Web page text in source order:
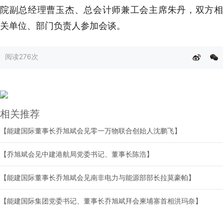
院副总经理曹玉杰、总会计师兼工会主席朱丹，双方相
关单位、部门负责人参加会谈。
阅读276次
相关推荐
【能建国际董事长乔旭斌会见零一万物联合创始人沈鹏飞】
【乔旭斌会见中建港航局党委书记、董事长陈浩】
【能建国际董事长乔旭斌会见南非电力与能源部部长拉莫豪帕】
【能建国际集团党委书记、董事长乔旭斌拜会柬埔寨首相洪玛奈】